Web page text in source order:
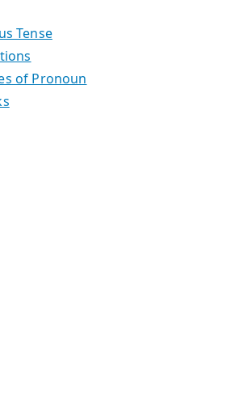
Tense
of Pronoun